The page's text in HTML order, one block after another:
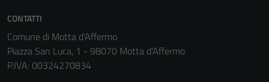
CONTATTI
Comune di Motta d'Affermo
Piazza San Luca, 1 - 98070 Motta d'Affermo
P.IVA: 00324270834
Tecnici